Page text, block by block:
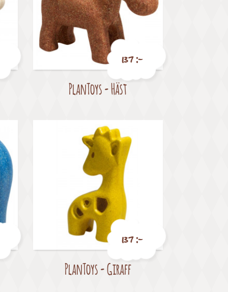
Pris
137 :-
PlanToys - Häst
Pris
137 :-
PlanToys - Giraff